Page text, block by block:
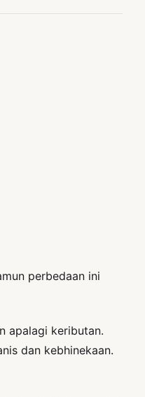
perbedaan ini
apalagi keributan.
dan kebhinekaan.